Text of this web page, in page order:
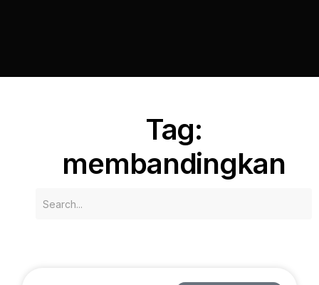
Tag:
membandingkan